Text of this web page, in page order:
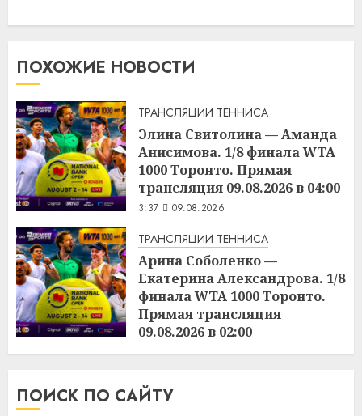
ПОХОЖИЕ НОВОСТИ
ТРАНСЛЯЦИИ ТЕННИСА
Элина Свитолина — Аманда
Анисимова. 1/8 финала WTA
1000 Торонто. Прямая
трансляция 09.08.2026 в 04:00
3:37 09.08.2026
ТРАНСЛЯЦИИ ТЕННИСА
Арина Соболенко —
Екатерина Александрова. 1/8
финала WTA 1000 Торонто.
Прямая трансляция
09.08.2026 в 02:00
3:36 09.08.2026
ПОИСК ПО САЙТУ